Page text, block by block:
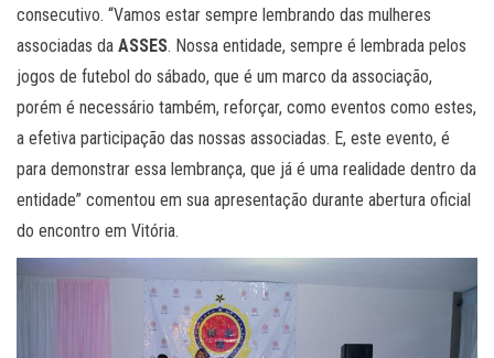
consecutivo. “Vamos estar sempre lembrando das mulheres
associadas da ASSES. Nossa entidade, sempre é lembrada pelos
jogos de futebol do sábado, que é um marco da associação,
porém é necessário também, reforçar, como eventos como estes,
a efetiva participação das nossas associadas. E, este evento, é
para demonstrar essa lembrança, que já é uma realidade dentro da
entidade” comentou em sua apresentação durante abertura oficial
do encontro em Vitória.